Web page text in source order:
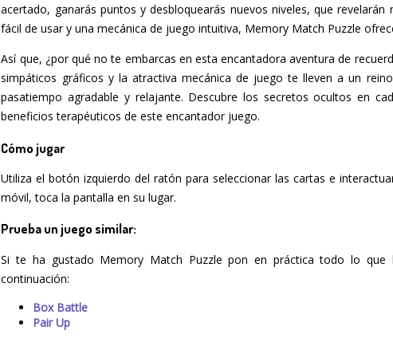
acertado, ganarás puntos y desbloquearás nuevos niveles, que
fácil de usar y una mecánica de juego intuitiva, Memory Match Puzzle
Así que, ¿por qué no te embarcas en esta encantadora aventura de
simpáticos gráficos y la atractiva mecánica de juego te lleven a un
pasatiempo agradable y relajante. Descubre los secretos ocultos en
beneficios terapéuticos de este encantador juego.
Cómo jugar
Utiliza el botón izquierdo del ratón para seleccionar las cartas e
móvil, toca la pantalla en su lugar.
Prueba un juego similar:
Si te ha gustado Memory Match Puzzle pon en práctica todo lo
continuación:
Box Battle
Pair Up